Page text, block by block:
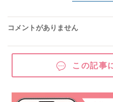
コメントがありません
この記事